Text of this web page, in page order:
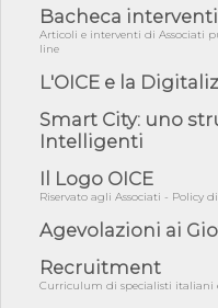
03/08/26 - Conferenza
Centro ...
03/08/26 - TAR Sicilia:
per eseg...
non può...
03/08/26 - Investimenti
ulteriori ...
31/07/26 - On line il testo
certificati bia...
Bacheca
Articoli e interventi di Associati
line
L'OICE e la
Smart City: uno
Intelligenti
Il Logo OICE
Riservato agli Associati - Policy
Agevolazioni ai
Recruitment
Curriculum di specialisti italiani